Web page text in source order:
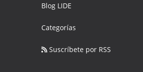
Blog LIDE
Categorías
Suscríbete por RSS